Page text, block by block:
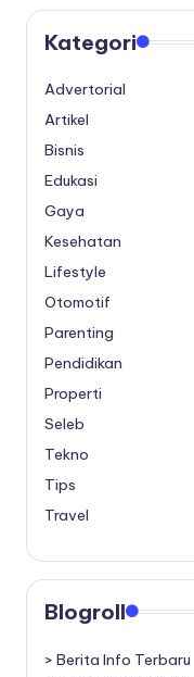
Kategori
Advertorial
Artikel
Bisnis
Edukasi
Gaya
Kesehatan
Lifestyle
Otomotif
Parenting
Pendidikan
Properti
Seleb
Tekno
Tips
Travel
Blogroll
> Berita Info Terbaru